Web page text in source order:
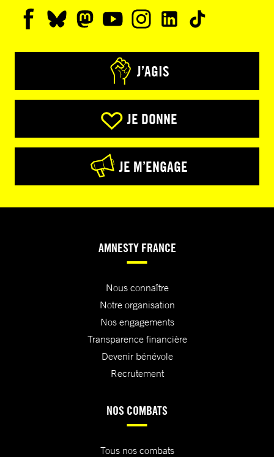
J’AGIS
JE DONNE
JE M’ENGAGE
AMNESTY FRANCE
Nous connaître
Notre organisation
Nos engagements
Transparence financière
Devenir bénévole
Recrutement
NOS COMBATS
Tous nos combats